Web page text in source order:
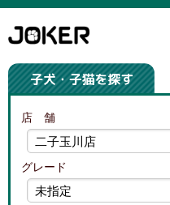
店 舗
グレード